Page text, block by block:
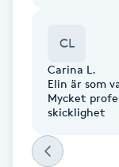
Fransförlängning
Fransförlängning
Fransförlängning
CL
Carina L.
Elin är som
Mycket
skicklighet